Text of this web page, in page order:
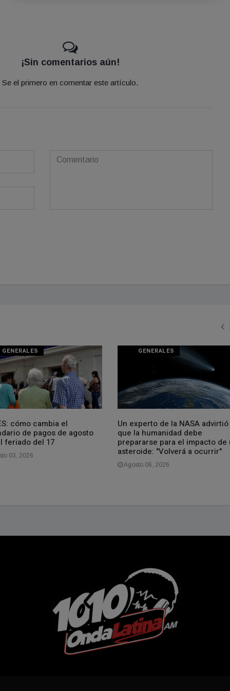
¡Sin comentarios aún!
Se el primero en comentar este artículo.
GENERALES
cómo cambia el
de pagos de agosto
feriado del 17
03, 2026
GENERALES
Un experto de la NASA advirtió
que la humanidad debe
prepararse para el impacto de
asteroide: "Volverá a ocurrir"
Agosto 06, 2026